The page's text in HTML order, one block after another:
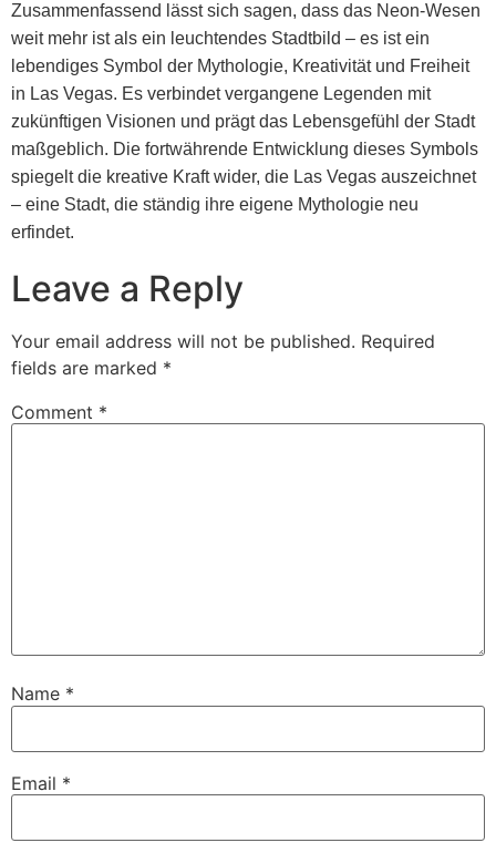
Zusammenfassend lässt sich sagen, dass das Neon-Wesen
weit mehr ist als ein leuchtendes Stadtbild – es ist ein
lebendiges Symbol der Mythologie, Kreativität und Freiheit
in Las Vegas. Es verbindet vergangene Legenden mit
zukünftigen Visionen und prägt das Lebensgefühl der Stadt
maßgeblich. Die fortwährende Entwicklung dieses Symbols
spiegelt die kreative Kraft wider, die Las Vegas auszeichnet
– eine Stadt, die ständig ihre eigene Mythologie neu
erfindet.
Leave a Reply
Your email address will not be published. Required
fields are marked *
Comment *
Name *
Email *